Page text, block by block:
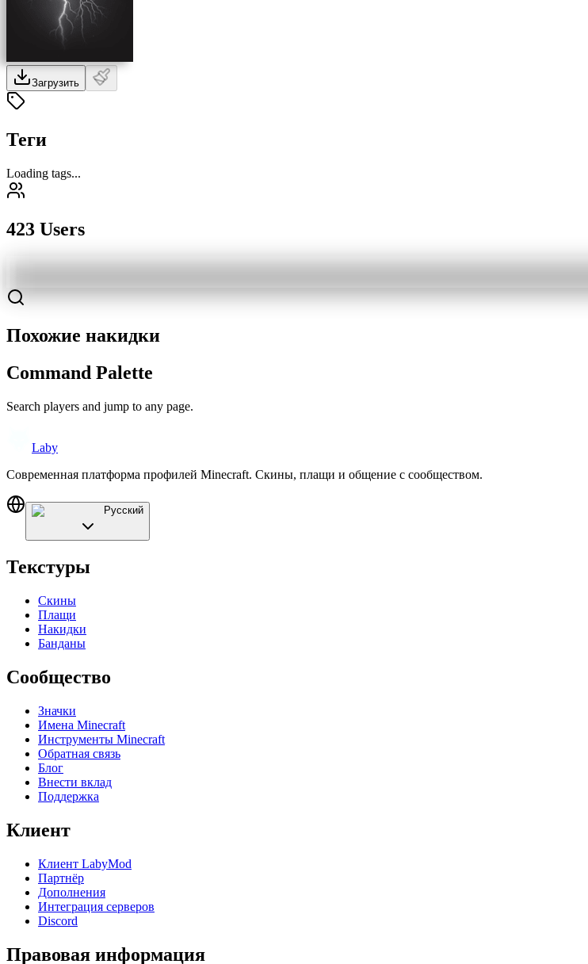
Загрузить
Теги
Loading tags...
423 Users
Похожие накидки
Command Palette
Search players and jump to any page.
Laby
Современная платформа профилей Minecraft. Скины, плащи и общение с сообществом.
Русский
Текстуры
Скины
Плащи
Накидки
Банданы
Сообщество
Значки
Имена Minecraft
Инструменты Minecraft
Обратная связь
Блог
Внести вклад
Поддержка
Клиент
Клиент LabyMod
Партнёр
Дополнения
Интеграция серверов
Discord
Правовая информация